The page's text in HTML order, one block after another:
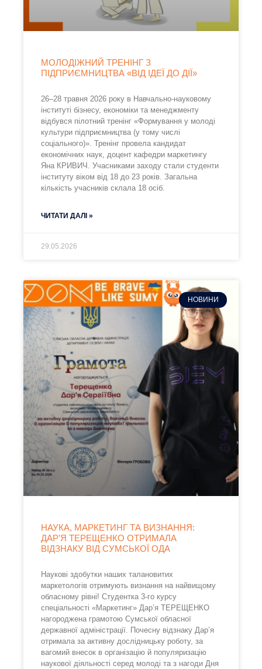
МОЛОДІЖНИЙ ТРЕНІНГ З
ПІДПРИЄМНИЦТВА «ВІД ІДЕЇ ДО ДІЇ»
26–28 травня 2026 року в Навчально-науковому
інституті бізнесу, економіки та менеджменту
відбувся пілотний тренінг «Формування у молоді
культури підприємництва (у тому числі
соціального)». Тренінг провела кандидат
економічних наук, доцент кафедри маркетингу
Яна КРИВИЧ. Учасниками заходу стали студенти
інституту віком від 18 до 23 років. Загальна
кількість учасників склала 18 осіб.
ЧИТАТИ ДАЛІ »
29.05.2026
НОВИНИ
НАУКА, МАРКЕТИНГ ТА ВИЗНАННЯ:
ДАР’Я ТЕРЕЩЕНКО ОТРИМАЛА
ВІДЗНАКУ ВІД СУМСЬКОЇ ОДА
Наукові здобутки наших талановитих
маркетологів отримують визнання на найвищому
обласному рівні! Студентка 3-го курсу
спеціальності «Маркетинг» Дар’я ТЕРЕЩЕНКО
нагороджена грамотою Сумської обласної
державної адміністрації. Почесну відзнаку Дар’я
отримала за активну дослідницьку роботу, за
вагомий внесок в організацію й популяризацію
наукової діяльності серед молоді та з нагоди Дня